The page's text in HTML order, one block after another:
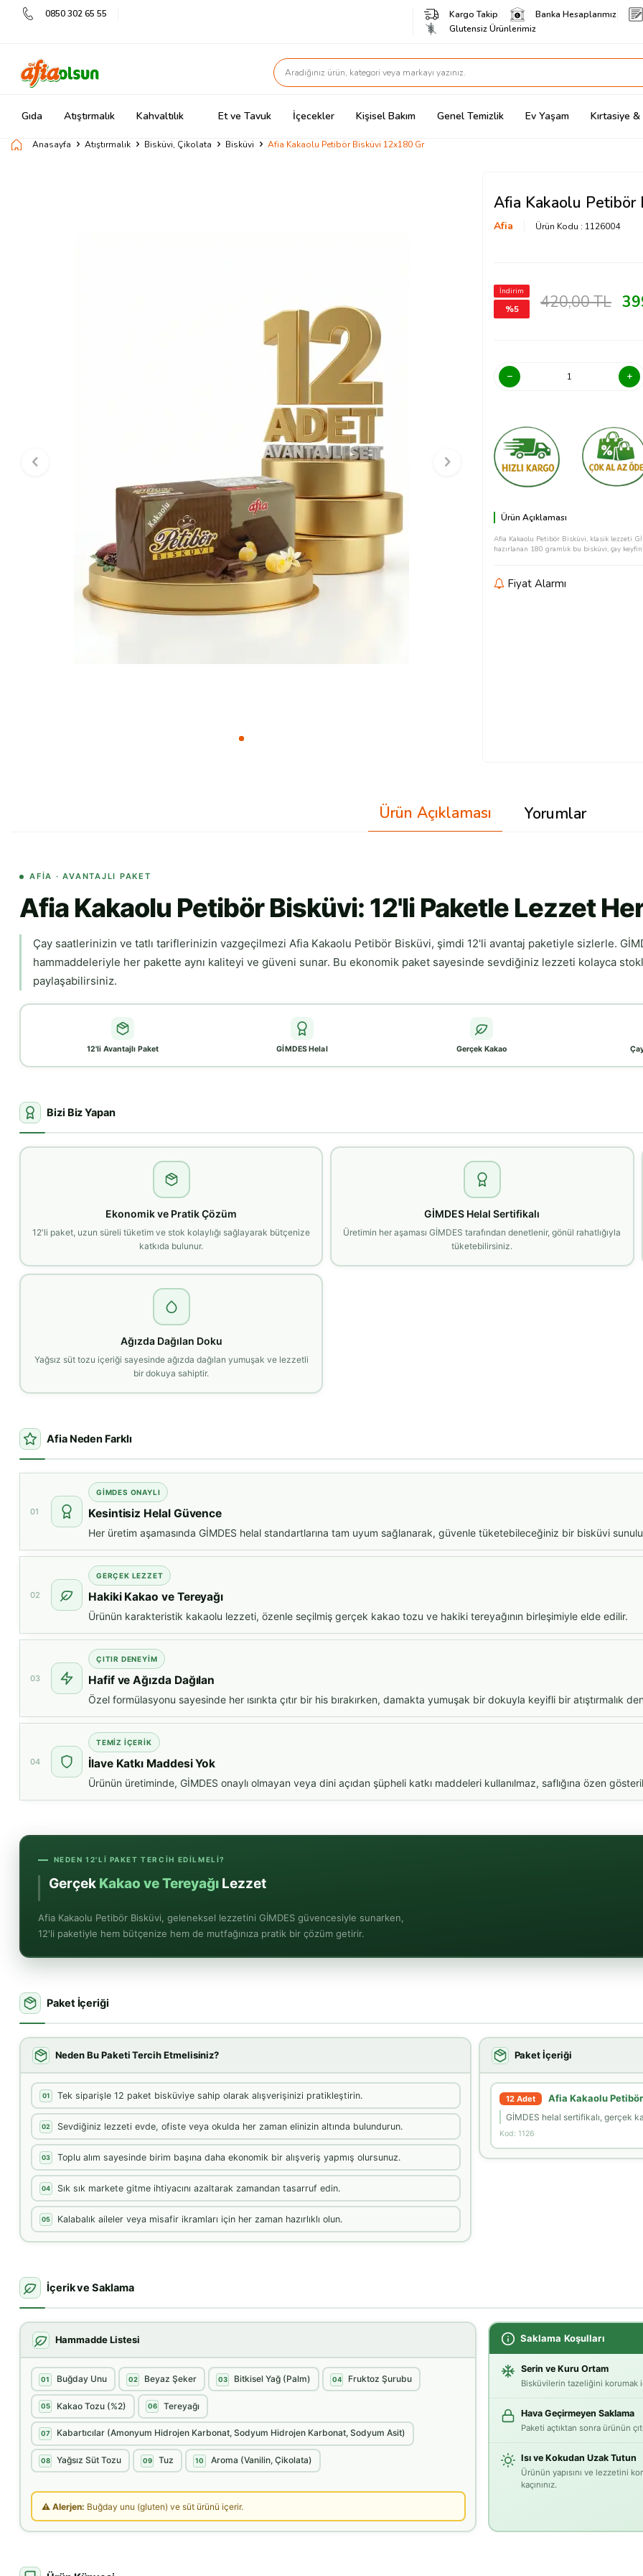
0850 302 65 55 Kargo Takip
Banka Hesaplarımız
Glutensiz Ürünlerimiz
Gıda Atıştırmalık Kahvaltılık Et ve Tavuk İçecekler Kişisel Bakım Genel Temizlik Ev Yaşam Kırtasiye
Anasayfa Atıştırmalık Bisküvi, Çikolata Bisküvi Afia Kakaolu Petibör Bisküvi 12x180 Gr
Afia Kakaolu
Afia Ürün Kodu : 1126004
İndirim
%5 420,00TL
Ürün Açıklaması
Afia Kakaolu Petibör Bisküvi, klasik lezzeti
hazırlanan 180 gramlık bu bisküvi, çay
Fiyat Alarmı
Ürün Açıklaması Yorumlar
AFIA · AVANTAJLI PAKET
Afia Kakaolu Petibör Bisküvi: 12'li Paketle Lezzet Her
Çay saatlerinizin ve tatlı tariflerinizin vazgeçilmezi Afia Kakaolu Petibör Bisküvi, şimdi 12'li avantaj paketiyle sizlerle.
hammaddeleriyle her pakette aynı kaliteyi ve güveni sunar. Bu ekonomik paket sayesinde sevdiğiniz lezzeti kolayca
paylaşabilirsiniz.
12'li Avantajlı Paket GİMDES Helal Gerçek Kakao
Bizi Biz Yapan
Ekonomik ve Pratik Çözüm
12'li paket, uzun süreli tüketim ve stok kolaylığı sağlayarak bütçenize
katkıda bulunur.
GİMDES Helal Sertifikalı
Üretimin her aşaması GİMDES tarafından denetlenir, gönül rahatlığıyla
tüketebilirsiniz.
Ağızda Dağılan Doku
Yağsız süt tozu içeriği sayesinde ağızda dağılan yumuşak ve lezzetli
bir dokuya sahiptir.
Afia Neden Farklı
01
GİMDES ONAYLI
Kesintisiz Helal Güvence
Her üretim aşamasında GİMDES helal standartlarına tam uyum sağlanarak, güvenle tüketebileceğiniz bir bisküvi
02
GERÇEK LEZZET
Hakiki Kakao ve Tereyağı
Ürünün karakteristik kakaolu lezzeti, özenle seçilmiş gerçek kakao tozu ve hakiki tereyağının birleşimiyle elde edilir.
03
ÇITIR DENEYIM
Hafif ve Ağızda Dağılan
Özel formülasyonu sayesinde her ısırıkta çıtır bir his bırakırken, damakta yumuşak bir dokuyla keyifli bir atıştırmalık
04
TEMIZ İÇERIK
İlave Katkı Maddesi Yok
Ürünün üretiminde, GİMDES onaylı olmayan veya dini açıdan şüpheli katkı maddeleri kullanılmaz, saflığına özen
NEDEN 12'LI PAKET TERCIH EDILMELI?
Gerçek Kakao ve TereyağıLezzeti
Afia Kakaolu Petibör Bisküvi, geleneksel lezzetini GİMDES güvencesiyle sunarken,
12'li paketiyle hem bütçenize hem de mutfağınıza pratik bir çözüm getirir.
Paket İçeriği
Neden Bu Paketi Tercih Etmelisiniz?
01 Tek siparişle 12 paket bisküviye sahip olarak alışverişinizi pratikleştirin.
02 Sevdiğiniz lezzeti evde, ofiste veya okulda her zaman elinizin altında bulundurun.
03 Toplu alım sayesinde birim başına daha ekonomik bir alışveriş yapmış olursunuz.
04 Sık sık markete gitme ihtiyacını azaltarak zamandan tasarruf edin.
05 Kalabalık aileler veya misafir ikramları için her zaman hazırlıklı olun.
Paket İçeriği
12 Adet Afia Kakaolu
GİMDES helal sertifikalı, gerçek
Kod: 1126
İçerik ve Saklama
Hammadde Listesi
01 Buğday Unu 02 Beyaz Şeker 03 Bitkisel Yağ (Palm) 04 Fruktoz Şurubu
05 Kakao Tozu (%2) 06 Tereyağı
07 Kabartıcılar (Amonyum Hidrojen Karbonat, Sodyum Hidrojen Karbonat, Sodyum Asit)
08 Yağsız Süt Tozu 09 Tuz 10 Aroma (Vanilin, Çikolata)
⚠ Alerjen: Buğday unu (gluten) ve süt ürünü içerir.
Saklama Koşulları
Serin ve Kuru Ortam
Bisküvilerin tazeliğini korumak
Hava Geçirmeyen Saklama
Paketi açtıktan sonra ürünün
Isı ve Kokudan Uzak Tutun
Ürünün yapısını ve lezzetini
kaçınınız.